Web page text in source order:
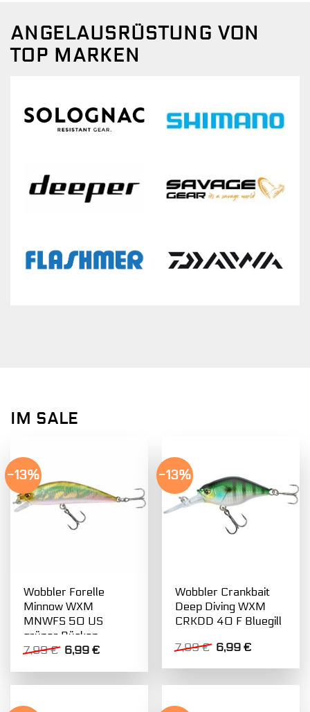
ANGELAUSRÜSTUNG VON
TOP MARKEN
IM SALE
-13%
Wobbler Forelle
Minnow WXM
MNWFS 50 US
grüner Rücken
7,99€ Ursprünglicher
war:
7,99 €
6,99€Aktueller
ist:
6,99 €.
-13%
Wobbler Crankbait
Deep Diving WXM
CRKDD 40 F Bluegill
7,99€ Ursprünglicher
war:
6,99€Aktueller
ist: